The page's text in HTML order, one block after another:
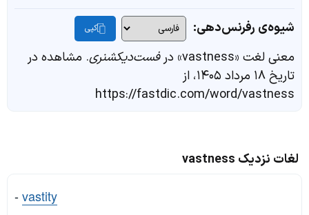
شیوه‌ی رفرنس‌دهی: کپی
معنی لغت «vastness» در فست‌دیکشنری. مشاهده در
تاریخ ۱۸ مرداد ۱۴۰۵، از
https://fastdic.com/word/vastness
لغات نزدیک vastness
-vastity